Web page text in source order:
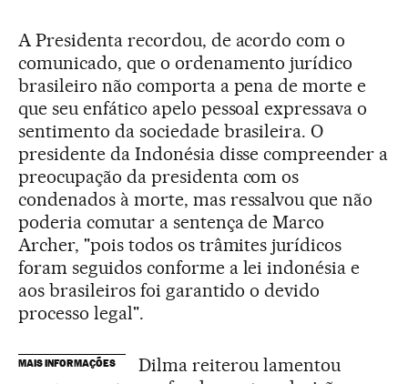
A Presidenta recordou, de acordo com o
comunicado, que o ordenamento jurídico
brasileiro não comporta a pena de morte e
que seu enfático apelo pessoal expressava o
sentimento da sociedade brasileira. O
presidente da Indonésia disse compreender a
preocupação da presidenta com os
condenados à morte, mas ressalvou que não
poderia comutar a sentença de Marco
Archer, "pois todos os trâmites jurídicos
foram seguidos conforme a lei indonésia e
aos brasileiros foi garantido o devido
processo legal".
MAIS INFORMAÇÕES
Dilma reiterou lamentou